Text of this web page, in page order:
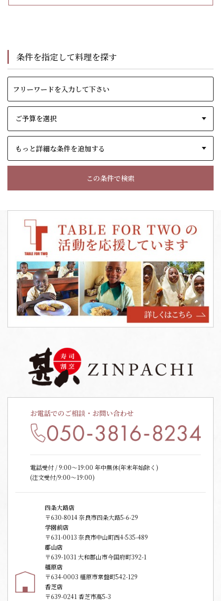
条件を指定して料理を探す
もっと詳細な条件を追加する
この条件で検索
お電話でのご相談・お問い合わせ
電話受付 / 9:00〜19:00 年中無休(年末年始除く)
(注文受付/9:00～19:00)
四条大路店
〒630-8014 奈良市四条大路5-6-29
学園前店
〒631-0013 奈良市中山町西4-535-489
郡山店
〒639-1031 大和郡山市今国府町392-1
橿原店
〒634-0003 橿原市常盤町542-129
香芝店
〒639-0241 香芝市高5-3